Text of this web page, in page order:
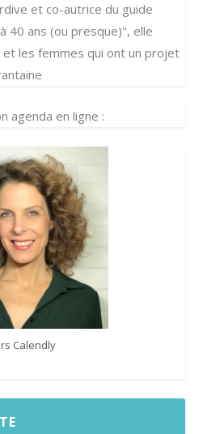
et co-autrice du guide
40 ans (ou presque)", elle
et les femmes qui ont un projet
agenda en ligne :
Calendly